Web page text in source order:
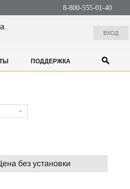
8-800-555-01-40
ВХОД
ПОДДЕРЖКА
без установки